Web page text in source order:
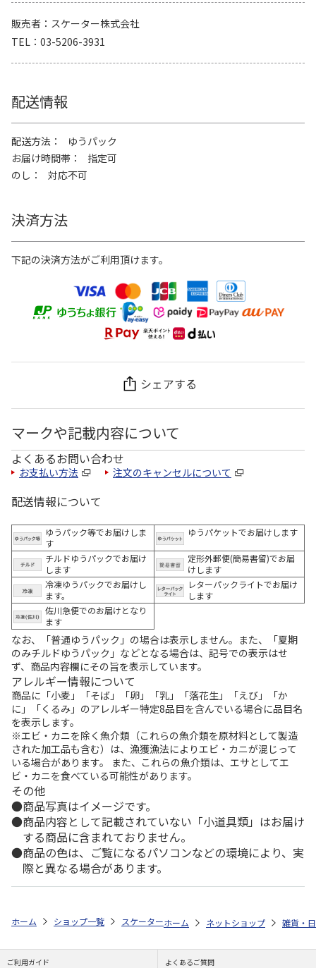
販売者
スケーター株式会社
TEL
03-5206-3931
配送情報
配送方法
ゆうパック
お届け時間帯
指定可
のし
対応不可
決済方法
下記の決済方法がご利用頂けます。
シェアする
マークや記載内容について
よくあるお問い合わせ
お支払い方法 注文のキャンセルについて
配送情報について
ゆうパック等でお届けしま
す
ゆうパケットでお届けします
チルドゆうパックでお届け
します
定形外郵便(簡易書留)でお届
けします
冷凍ゆうパックでお届けし
ます。
レターパックライトでお届け
します
佐川急便でのお届けとなり
ます
なお、「普通ゆうパック」の場合は表示しません。また、「夏期
のみチルドゆうパック」などとなる場合は、記号での表示はせ
ず、商品内容欄にその旨を表示しています。
アレルギー情報について
商品に「小麦」「そば」「卵」「乳」「落花生」「えび」「か
に」「くるみ」のアレルギー特定8品目を含んでいる場合に品目名
を表示します。
※エビ・カニを除く魚介類（これらの魚介類を原材料として製造
された加工品も含む）は、漁獲漁法によりエビ・カニが混じって
いる場合があります。 また、これらの魚介類は、エサとしてエ
ビ・カニを食べている可能性があります。
その他
商品写真はイメージです。
商品内容として記載されていない「小道具類」はお届け
する商品に含まれておりません。
商品の色は、ご覧になるパソコンなどの環境により、実
際と異なる場合があります。
ホーム ショップ一覧 スケーター 音の鳴らないコンビセット 箸
ホーム ネットショップ 雑貨・
ご利用ガイド よくあるご質問